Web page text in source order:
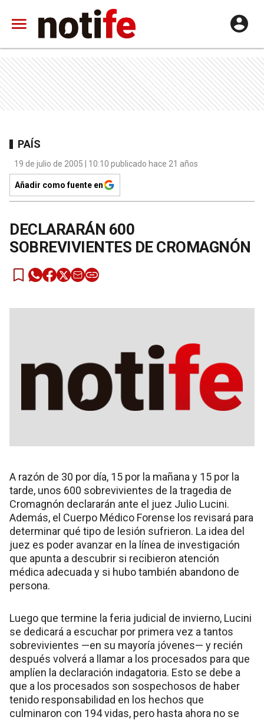
PAÍS
19 de julio de 2005 | 10:10 publicado hace 21 años
Añadir como fuente en
DECLARARÁN 600
SOBREVIVIENTES DE CROMAGNÓN
A razón de 30 por día, 15 por la mañana y 15 por la
tarde, unos 600 sobrevivientes de la tragedia de
Cromagnón declararán ante el juez Julio Lucini.
Además, el Cuerpo Médico Forense los revisará para
determinar qué tipo de lesión sufrieron. La idea del
juez es poder avanzar en la línea de investigación
que apunta a descubrir si recibieron atención
médica adecuada y si hubo también abandono de
persona.
Luego que termine la feria judicial de invierno, Lucini
se dedicará a escuchar por primera vez a tantos
sobrevivientes —en su mayoría jóvenes— y recién
después volverá a llamar a los procesados para que
amplíen la declaración indagatoria. Esto se debe a
que a los procesados son sospechosos de haber
tenido responsabilidad en los hechos que
culminaron con 194 vidas, pero hasta ahora no se